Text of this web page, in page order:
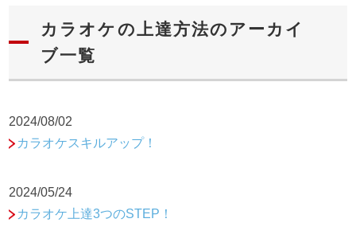
カラオケの上達方法のアーカイ
ブ一覧
2024/08/02
カラオケスキルアップ！
2024/05/24
カラオケ上達3つのSTEP！